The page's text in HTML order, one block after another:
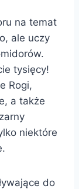
na temat
ale uczy
tysięcy!
Rogi,
a także
niektóre
do